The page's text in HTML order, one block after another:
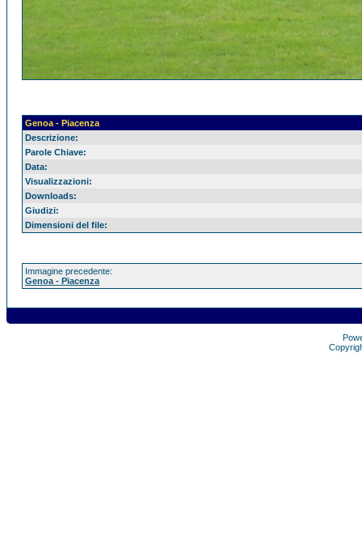
Genoa - Piacenza
Descrizione:
Parole Chiave:
Data:
Visualizzazioni:
Downloads:
Giudizi:
Dimensioni del file:
Immagine precedente:
Genoa - Piacenza